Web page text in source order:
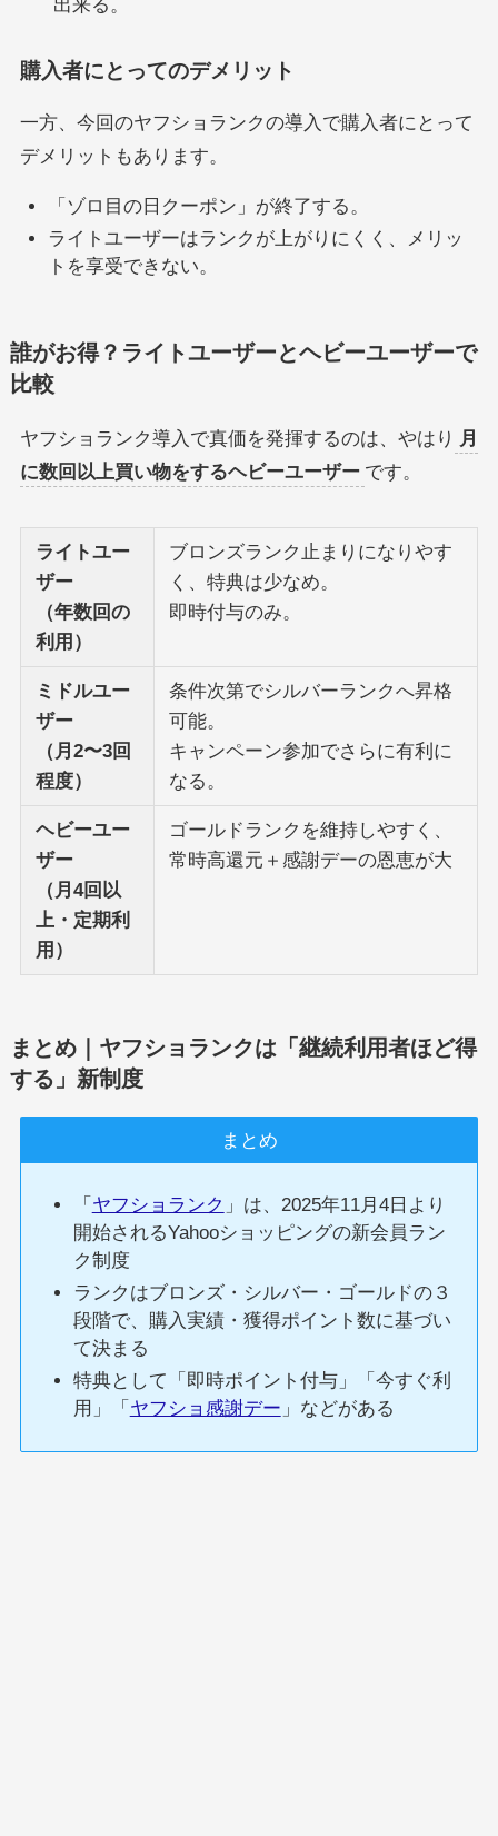
出来る。
購入者にとってのデメリット
一方、今回のヤフショランクの導入で購入者にとって
デメリットもあります。
「ゾロ目の日クーポン」が終了する。
ライトユーザーはランクが上がりにくく、メリッ
トを享受できない。
誰がお得？ライトユーザーとヘビーユーザーで
比較
ヤフショランク導入で真価を発揮するのは、やはり 月
に数回以上買い物をするヘビーユーザー です。
ライトユー
ザー
（年数回の
利用）
ブロンズランク止まりになりやす
く、特典は少なめ。
即時付与のみ。
ミドルユー
ザー
（月2〜3回
程度）
条件次第でシルバーランクへ昇格
可能。
キャンペーン参加でさらに有利に
なる。
ヘビーユー
ザー
（月4回以
上・定期利
用）
ゴールドランクを維持しやすく、
常時高還元＋感謝デーの恩恵が大
まとめ｜ヤフショランクは「継続利用者ほど得
する」新制度
まとめ
「 ヤフショランク 」は、2025年11月4日より
開始されるYahooショッピングの新会員ラン
ク制度
ランクはブロンズ・シルバー・ゴールドの３
段階で、購入実績・獲得ポイント数に基づい
て決まる
特典として「即時ポイント付与」「今すぐ利
用」「 ヤフショ感謝デー 」などがある